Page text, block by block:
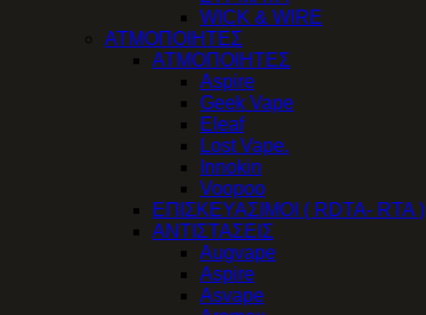
WICK & WIRE
ΑΤΜΟΠΟΙΗΤΕΣ
ΑΤΜΟΠΟΙΗΤΕΣ
Aspire
Geek Vape
Eleaf
Lost Vape.
Innokin
Voopoo
ΕΠΙΣΚΕΥΑΣΙΜΟΙ ( RDTA- RTA )
ΑΝΤΙΣΤΑΣΕΙΣ
Augvape
Aspire
Asvape